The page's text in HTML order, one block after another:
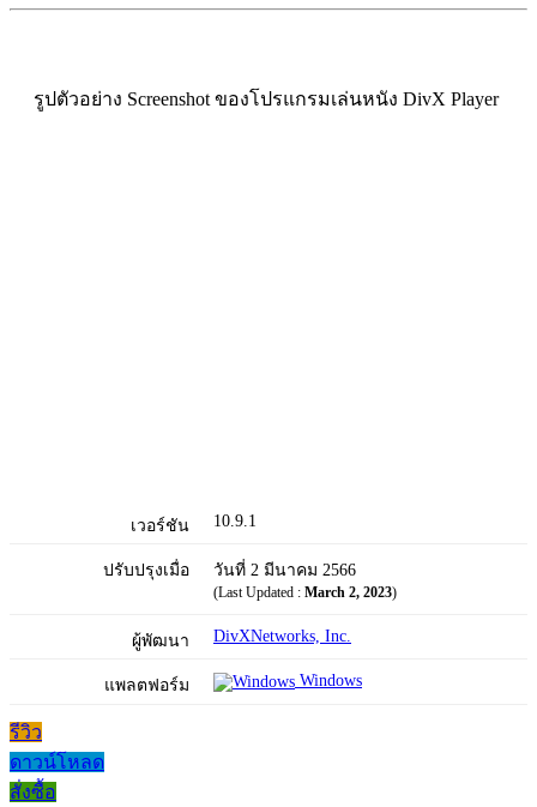
รูปตัวอย่าง Screenshot ของโปรแกรมเล่นหนัง DivX Player
เวอร์ชัน 10.9.1
ปรับปรุงเมื่อ วันที่ 2 มีนาคม 2566
(Last Updated : March 2, 2023)
ผู้พัฒนา DivXNetworks, Inc.
แพลตฟอร์ม Windows
รีวิว
ดาวน์โหลด
สั่งซื้อ